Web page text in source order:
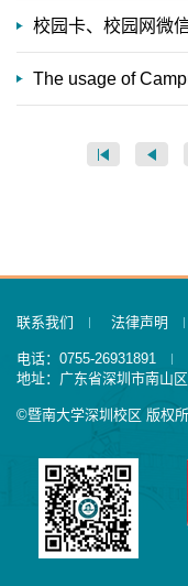
校园卡、校园网微
The usage of
联系我们 法律声明
电话：0755-26931891
地址：广东省深圳市南山
©暨南大学深圳校区 版权所